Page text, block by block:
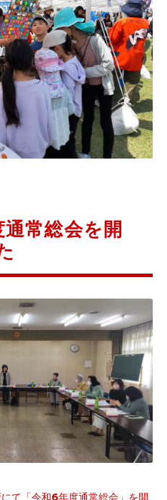
常総会を開
て「令和6年度通常総会」を開